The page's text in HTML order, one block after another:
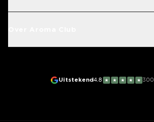
Uitstekend4.8 ★ ★ ★ ★ ★ 300